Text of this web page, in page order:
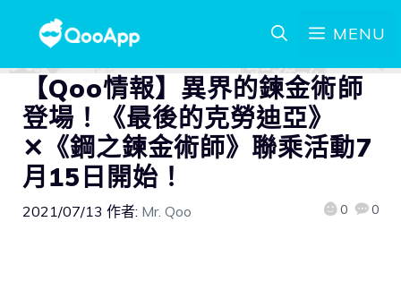
MENU
【Qoo情報】異界的鍊金術師
登場！《最後的克勞迪亞》
✕《鋼之鍊金術師》聯乘活動7
月15日開始！
2021/07/13 作者: Mr. Qoo 0 0